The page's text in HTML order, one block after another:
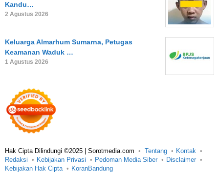
Kandu…
2 Agustus 2026
Keluarga Almarhum Sumarna, Petugas
Keamanan Waduk …
1 Agustus 2026
Hak Cipta Dilindungi ©2025 | Sorotmedia.com Tentang
Kontak
Redaksi
Kebijakan Privasi Pedoman Media Siber
Disclaimer
Kebijakan Hak Cipta
KoranBandung